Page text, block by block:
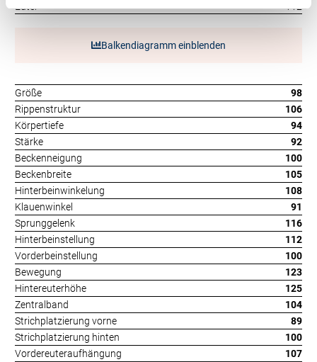
Euter
112
Balkendiagramm einblenden
Größe
98
Rippenstruktur
106
Körpertiefe
94
Stärke
92
Beckenneigung
100
Beckenbreite
105
Hinterbeinwinkelung
108
Klauenwinkel
91
Sprunggelenk
116
Hinterbeinstellung
112
Vorderbeinstellung
100
Bewegung
123
Hintereuterhöhe
125
Zentralband
104
Strichplatzierung vorne
89
Strichplatzierung hinten
100
Vordereuteraufhängung
107